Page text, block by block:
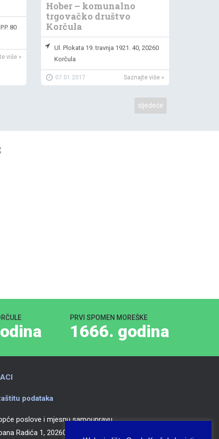
80
više »
Hober – komunalno
trgovačko društvo
Korčula
Ul. Plokata 19. travnja 1921. 40, 20260
Korčula
07.01.2017 Saznajte više »
sljedeće
PRVI SPOMEN MOREŠKE
1666. godina
podataka
poslove i mjesnu samoupravu
Radića 1, 20260 Korčula